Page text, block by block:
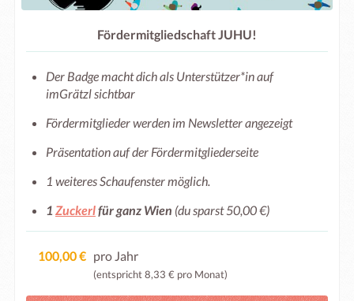
Fördermitgliedschaft JUHU!
Der Badge macht dich als Unterstützer*in auf
imGrätzl sichtbar
Fördermitglieder werden im Newsletter angezeigt
Präsentation auf der Fördermitgliederseite
1 weiteres Schaufenster möglich.
1 Zuckerlfür ganz Wien (du sparst 50,00 €)
100,00 € pro Jahr
(entspricht 8,33 € pro Monat)